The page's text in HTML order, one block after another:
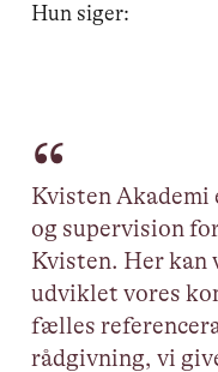
Hun siger:
Kvisten Akademi
og supervision
Kvisten. Her kan
udviklet vores
fælles
rådgivning, vi